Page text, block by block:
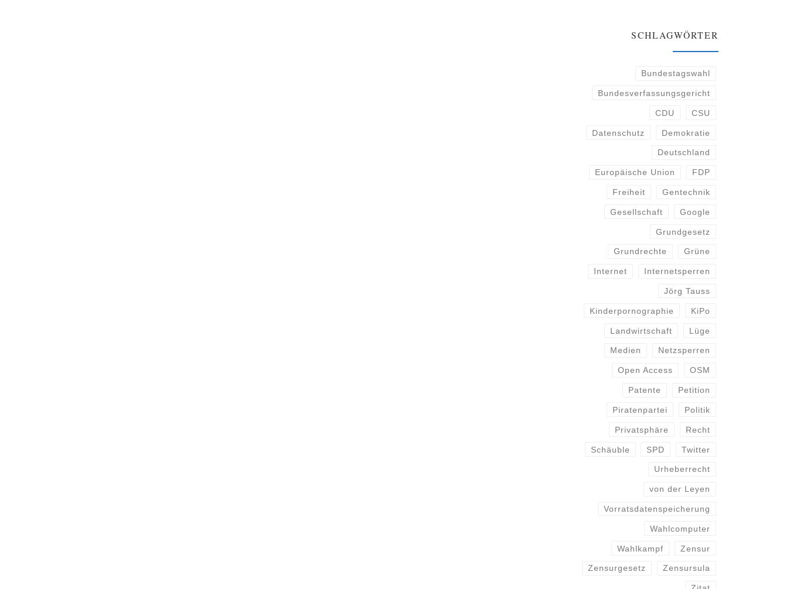
SCHLAGWÖRTER
Bundestagswahl
Bundesverfassungsgericht
CDU CSU
Datenschutz Demokratie
Deutschland
Europäische Union FDP
Freiheit Gentechnik
Gesellschaft Google
Grundgesetz
Grundrechte Grüne
Internet Internetsperren
Jörg Tauss
Kinderpornographie KiPo
Landwirtschaft Lüge
Medien Netzsperren
Open Access OSM
Patente Petition
Piratenpartei Politik
Privatsphäre Recht
Schäuble SPD Twitter
Urheberrecht
von der Leyen
Vorratsdatenspeicherung
Wahlcomputer
Wahlkampf Zensur
Zensurgesetz Zensursula